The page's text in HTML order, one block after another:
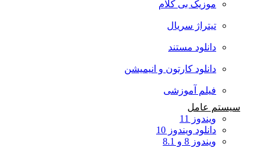
موزیک بی کلام
تیتراژ سریال
دانلود مستند
دانلود کارتون و انیمیشن
فیلم آموزشی
سیستم عامل
ویندوز 11
دانلود ویندوز 10
ویندوز 8 و 8.1